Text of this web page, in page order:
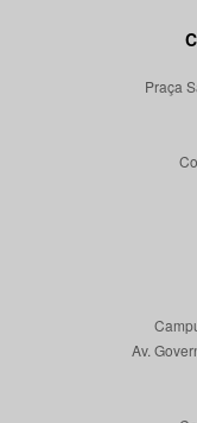
Praça
Av.